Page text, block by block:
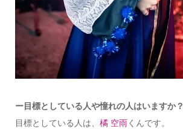
ー目標としている人や憧れの人はいますか？
目標としている人は、 橘 空雨くんです。